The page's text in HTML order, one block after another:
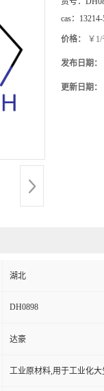
cas：
价格： ￥
发布日期：
更新日期：
湖北
DH0898
达豪
工业原材料,用于工业化大